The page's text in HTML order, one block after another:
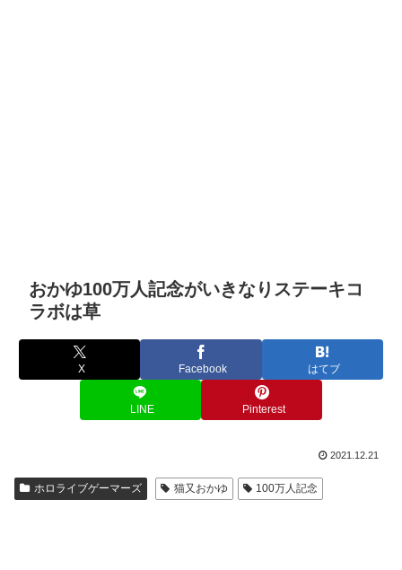
おかゆ100万人記念がいきなりステーキコ
ラボは草
X Facebook はてブ
LINE Pinterest
2021.12.21
ホロライブゲーマーズ 猫又おかゆ 100万人記念